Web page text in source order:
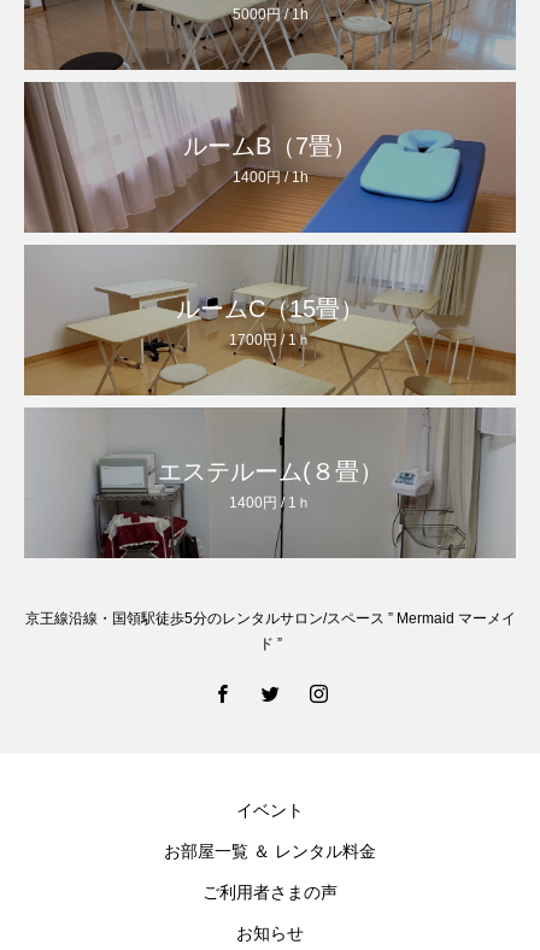
5000円 / 1h
ルームB（7畳）
1400円 / 1h
ルームC（15畳）
1700円 / 1ｈ
エステルーム(８畳）
1400円 / 1ｈ
京王線沿線・国領駅徒歩5分のレンタルサロン/スペース ” Mermaid マーメイ
ド ”
イベント
お部屋一覧 ＆ レンタル料金
ご利用者さまの声
お知らせ